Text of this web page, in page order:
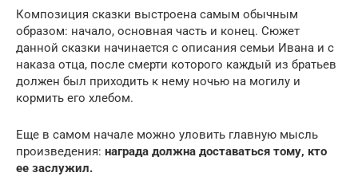
Композиция сказки выстроена самым обычным
образом: начало, основная часть и конец. Сюжет
данной сказки начинается с описания семьи Ивана и с
наказа отца, после смерти которого каждый из братьев
должен был приходить к нему ночью на могилу и
кормить его хлебом.
Еще в самом начале можно уловить главную мысль
произведения: награда должна доставаться тому, кто
ее заслужил.